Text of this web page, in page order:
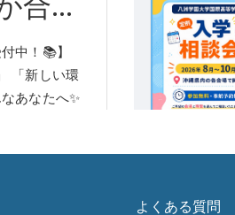
よくある質問